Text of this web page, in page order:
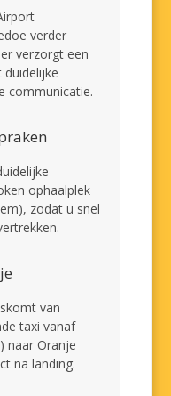
verder
verzorgt een
communicatie.
ophaalplek
zodat u snel
van
taxi vanaf
naar Oranje
na landing.